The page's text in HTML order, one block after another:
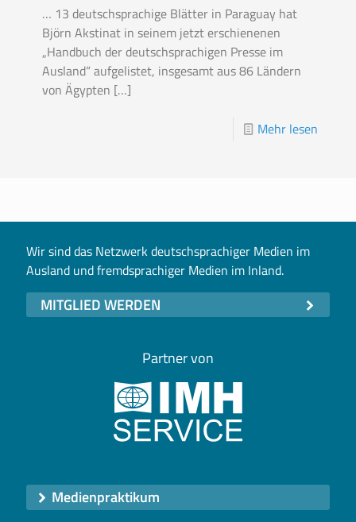
… 13 deutschsprachige Blätter in Paraguay hat
Björn Akstinat in seinem jetzt erschienenen
„Handbuch der deutschsprachigen Presse im
Ausland“ aufgelistet, insgesamt aus 86 Ländern
von Ägypten […]
Mehr lesen
Wir sind das Netzwerk deutschsprachiger Medien im
Ausland und fremdsprachiger Medien im Inland.
MITGLIED WERDEN
Partner von
Medienpraktikum